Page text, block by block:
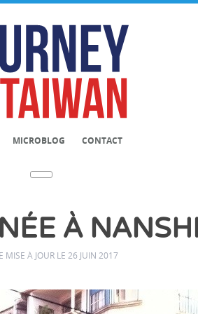
MICROBLOG CONTACT
À
MISE À JOUR LE 26 JUIN 2017